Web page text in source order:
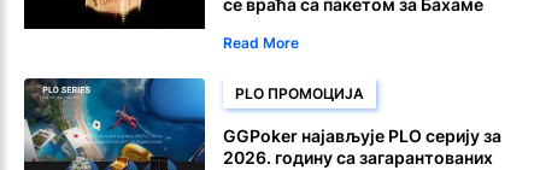
се враћа са пакетом за Бахаме
Read More
PLO ПРОМОЦИЈА
GGPoker најављује PLO серију за
2026. годину са загарантованих